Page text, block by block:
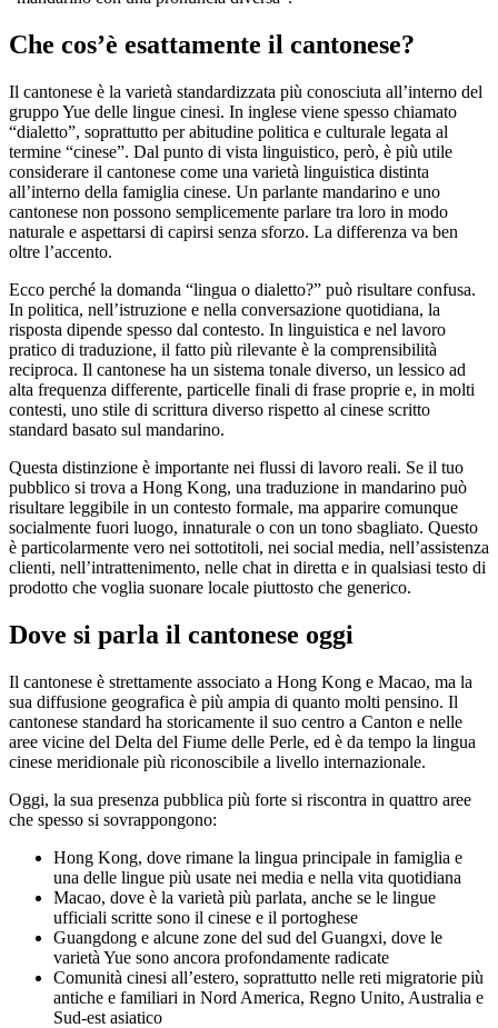
Che cos’è esattamente il cantonese?
Il cantonese è la varietà standardizzata più conosciuta all’interno del
gruppo Yue delle lingue cinesi. In inglese viene spesso chiamato
“dialetto”, soprattutto per abitudine politica e culturale legata al
termine “cinese”. Dal punto di vista linguistico, però, è più utile
considerare il cantonese come una varietà linguistica distinta
all’interno della famiglia cinese. Un parlante mandarino e uno
cantonese non possono semplicemente parlare tra loro in modo
naturale e aspettarsi di capirsi senza sforzo. La differenza va ben
oltre l’accento.
Ecco perché la domanda “lingua o dialetto?” può risultare confusa.
In politica, nell’istruzione e nella conversazione quotidiana, la
risposta dipende spesso dal contesto. In linguistica e nel lavoro
pratico di traduzione, il fatto più rilevante è la comprensibilità
reciproca. Il cantonese ha un sistema tonale diverso, un lessico ad
alta frequenza differente, particelle finali di frase proprie e, in molti
contesti, uno stile di scrittura diverso rispetto al cinese scritto
standard basato sul mandarino.
Questa distinzione è importante nei flussi di lavoro reali. Se il tuo
pubblico si trova a Hong Kong, una traduzione in mandarino può
risultare leggibile in un contesto formale, ma apparire comunque
socialmente fuori luogo, innaturale o con un tono sbagliato. Questo
è particolarmente vero nei sottotitoli, nei social media, nell’assistenza
clienti, nell’intrattenimento, nelle chat in diretta e in qualsiasi testo di
prodotto che voglia suonare locale piuttosto che generico.
Dove si parla il cantonese oggi
Il cantonese è strettamente associato a Hong Kong e Macao, ma la
sua diffusione geografica è più ampia di quanto molti pensino. Il
cantonese standard ha storicamente il suo centro a Canton e nelle
aree vicine del Delta del Fiume delle Perle, ed è da tempo la lingua
cinese meridionale più riconoscibile a livello internazionale.
Oggi, la sua presenza pubblica più forte si riscontra in quattro aree
che spesso si sovrappongono:
Hong Kong, dove rimane la lingua principale in famiglia e
una delle lingue più usate nei media e nella vita quotidiana
Macao, dove è la varietà più parlata, anche se le lingue
ufficiali scritte sono il cinese e il portoghese
Guangdong e alcune zone del sud del Guangxi, dove le
varietà Yue sono ancora profondamente radicate
Comunità cinesi all’estero, soprattutto nelle reti migratorie più
antiche e familiari in Nord America, Regno Unito, Australia e
Sud-est asiatico